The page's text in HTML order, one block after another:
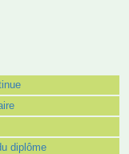
diplôme